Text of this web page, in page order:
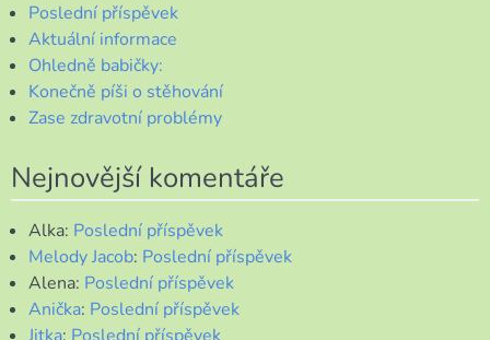
Poslední příspěvek
Aktuální informace
Ohledně babičky:
Konečně píši o stěhování
Zase zdravotní problémy
Nejnovější komentáře
Alka: Poslední příspěvek
Melody Jacob: Poslední příspěvek
Alena: Poslední příspěvek
Anička: Poslední příspěvek